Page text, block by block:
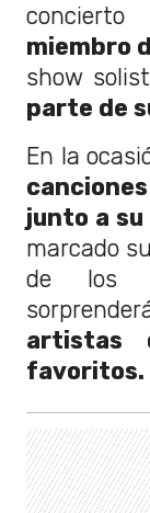
miembro
show
parte de
En la
junto a
marcado
de los
artistas
favoritos.